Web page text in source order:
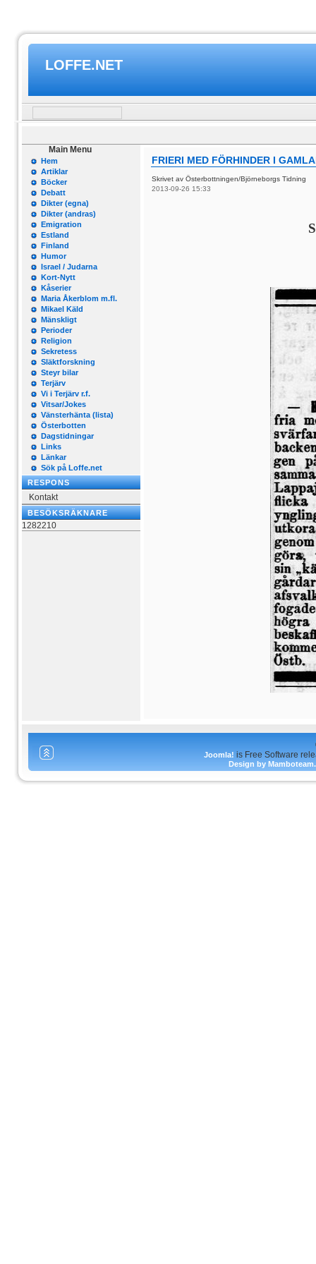
LOFFE.NET
Main Menu
Hem
Artiklar
Böcker
Debatt
Dikter (egna)
Dikter (andras)
Emigration
Estland
Finland
Humor
Israel / Judarna
Kort-Nytt
Kåserier
Maria Åkerblom m.fl.
Mikael Käld
Mänskligt
Perioder
Religion
Sekretess
Släktforskning
Steyr bilar
Terjärv
Vi i Terjärv r.f.
Vitsar/Jokes
Vänsterhänta (lista)
Österbotten
Dagstidningar
Links
Länkar
Sök på Loffe.net
RESPONS
Kontakt
BESÖKSRÄKNARE
1282210
FRIERI MED FÖRHINDER I
Skrivet av Österbottningen/Björneborgs Tidning
2013-09-26 15:33
Joomla! is Free Software
Design by